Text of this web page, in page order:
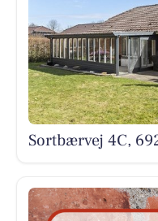
Sortbærvej 4C,